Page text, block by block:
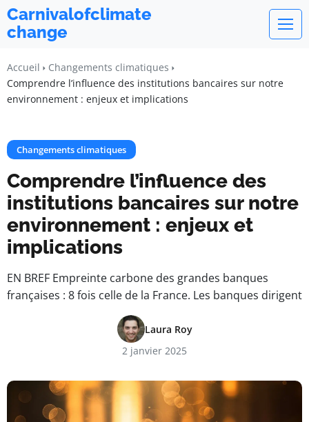
Carnivalofclimate
change
Accueil
Changements climatiques
Comprendre l’influence des institutions bancaires sur notre
environnement : enjeux et implications
Changements climatiques
Comprendre l’influence des
institutions bancaires sur notre
environnement : enjeux et
implications
EN BREF Empreinte carbone des grandes banques
françaises : 8 fois celle de la France. Les banques dirigent
Laura Roy
2 janvier 2025